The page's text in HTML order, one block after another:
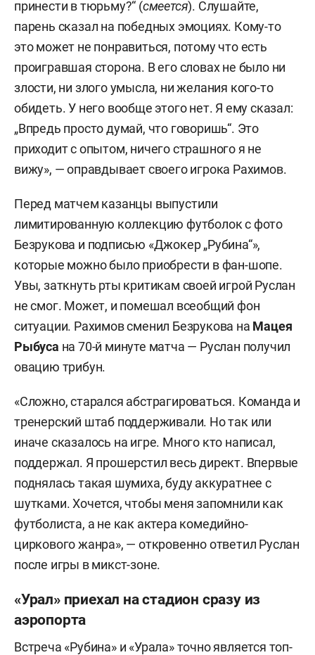
принести в тюрьму?“ (смеется). Слушайте,
парень сказал на победных эмоциях. Кому-то
это может не понравиться, потому что есть
проигравшая сторона. В его словах не было ни
злости, ни злого умысла, ни желания кого-то
обидеть. У него вообще этого нет. Я ему сказал:
„Впредь просто думай, что говоришь“. Это
приходит с опытом, ничего страшного я не
вижу», — оправдывает своего игрока Рахимов.
Перед матчем казанцы выпустили
лимитированную коллекцию футболок с фото
Безрукова и подписью «Джокер „Рубина“»,
которые можно было приобрести в фан-шопе.
Увы, заткнуть рты критикам своей игрой Руслан
не смог. Может, и помешал всеобщий фон
ситуации. Рахимов сменил Безрукова на Мацея
Рыбуса на 70-й минуте матча — Руслан получил
овацию трибун.
«Сложно, старался абстрагироваться. Команда и
тренерский штаб поддерживали. Но так или
иначе сказалось на игре. Много кто написал,
поддержал. Я прошерстил весь директ. Впервые
поднялась такая шумиха, буду аккуратнее с
шутками. Хочется, чтобы меня запомнили как
футболиста, а не как актера комедийно-
циркового жанра», — откровенно ответил Руслан
после игры в микст-зоне.
«Урал» приехал на стадион сразу из
аэропорта
Встреча «Рубина» и «Урала» точно является топ-